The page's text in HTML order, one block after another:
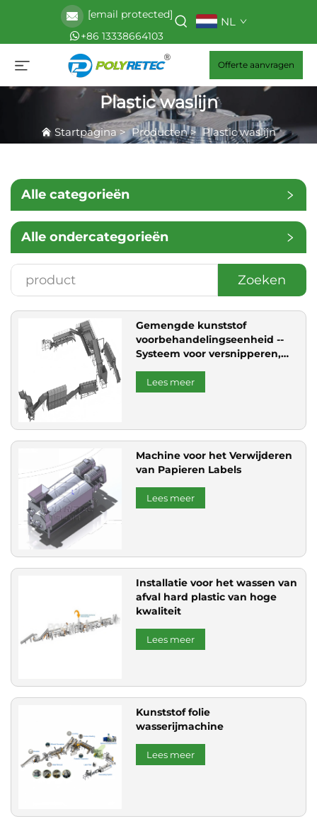
[email protected]
+86 13338664103
NL
Offerte aanvragen
Plastic waslijn
Startpagina>Producten>Plastic waslijn
Alle categorieën
Alle ondercategorieën
Zoeken
Gemengde kunststof
voorbehandelingseenheid --
Systeem voor versnipperen,
afvalkunststof
Lees meer
Machine voor het Verwijderen
van Papieren Labels
Lees meer
Installatie voor het wassen van
afval hard plastic van hoge
kwaliteit
Lees meer
Kunststof folie
wasserijmachine
Lees meer